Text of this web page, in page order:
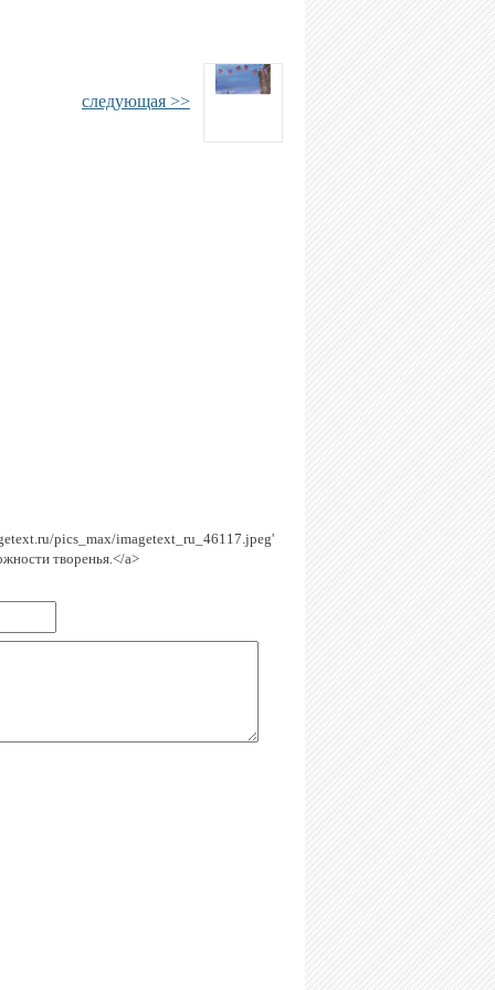
следующая >>
pics_max/imagetext_ru_46117.jpeg'
творенья.</a>